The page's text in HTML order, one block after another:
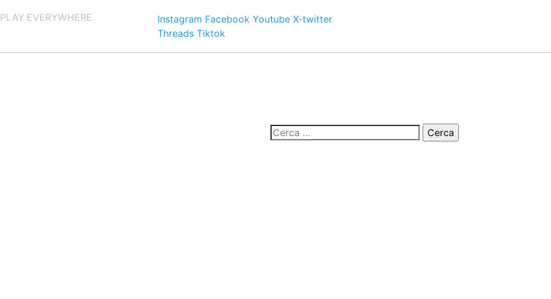
PLAY EVERYWHERE Instagram Facebook Youtube X-twitter
Threads Tiktok